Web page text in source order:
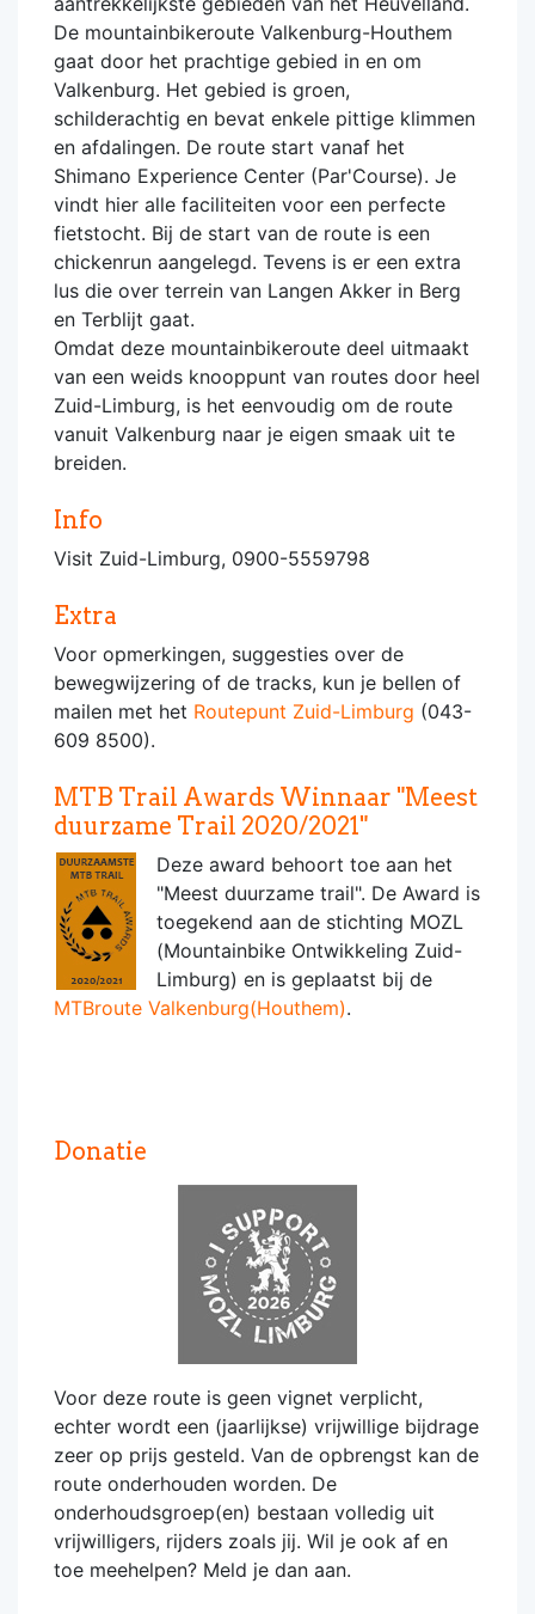
De mountainbikeroute Valkenburg-Houthem
gaat door het prachtige gebied in en om
Valkenburg. Het gebied is groen,
schilderachtig en bevat enkele pittige klimmen
en afdalingen. De route start vanaf het
Shimano Experience Center (Par'Course). Je
vindt hier alle faciliteiten voor een perfecte
fietstocht. Bij de start van de route is een
chickenrun aangelegd. Tevens is er een extra
lus die over terrein van Langen Akker in Berg
en Terblijt gaat.
Omdat deze mountainbikeroute deel uitmaakt
van een weids knooppunt van routes door heel
Zuid-Limburg, is het eenvoudig om de route
vanuit Valkenburg naar je eigen smaak uit te
breiden.
Info
Visit Zuid-Limburg, 0900-5559798
Extra
Voor opmerkingen, suggesties over de
bewegwijzering of de tracks, kun je bellen of
mailen met het Routepunt Zuid-Limburg (043-
609 8500).
MTB Trail Awards Winnaar "Meest
duurzame Trail 2020/2021"
Deze award behoort toe aan het
"Meest duurzame trail". De Award is
toegekend aan de stichting MOZL
(Mountainbike Ontwikkeling Zuid-
Limburg) en is geplaatst bij de
MTBroute Valkenburg(Houthem).
Donatie
Voor deze route is geen vignet verplicht,
echter wordt een (jaarlijkse) vrijwillige bijdrage
zeer op prijs gesteld. Van de opbrengst kan de
route onderhouden worden. De
onderhoudsgroep(en) bestaan volledig uit
vrijwilligers, rijders zoals jij. Wil je ook af en
toe meehelpen? Meld je dan aan.